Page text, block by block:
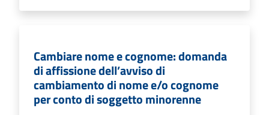
Cambiare nome e cognome: domanda
di affissione dell’avviso di
cambiamento di nome e/o cognome
per conto di soggetto minorenne